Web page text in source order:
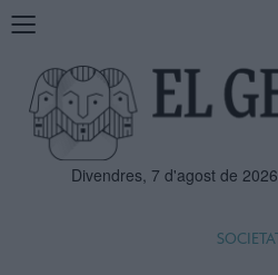
Mostra
navegació
Divendres, 7 d'agost de 2026
SOCIETAT